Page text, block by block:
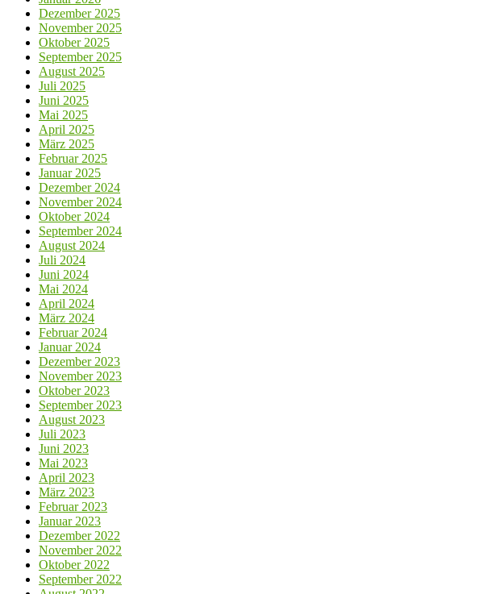
Dezember 2025
November 2025
Oktober 2025
September 2025
August 2025
Juli 2025
Juni 2025
Mai 2025
April 2025
März 2025
Februar 2025
Januar 2025
Dezember 2024
November 2024
Oktober 2024
September 2024
August 2024
Juli 2024
Juni 2024
Mai 2024
April 2024
März 2024
Februar 2024
Januar 2024
Dezember 2023
November 2023
Oktober 2023
September 2023
August 2023
Juli 2023
Juni 2023
Mai 2023
April 2023
März 2023
Februar 2023
Januar 2023
Dezember 2022
November 2022
Oktober 2022
September 2022